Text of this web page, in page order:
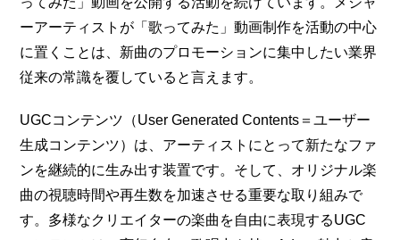
ーアーティストが「歌ってみた」動画制作を活動の中心
に置くことは、新曲のプロモーションに集中したい業界
従来の常識を覆していると言えます。
UGCコンテンツ（User Generated Contents＝ユーザー
生成コンテンツ）は、アーティストにとって新たなファ
ンを継続的に生み出す装置です。そして、オリジナル楽
曲の視聴時間や再生数を加速させる重要な取り組みで
す。多様なクリエイターの楽曲を自由に表現するUGC